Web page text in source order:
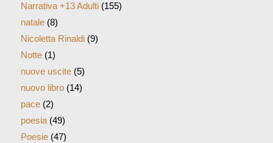
Narrativa +13 Adulti(155)
natale(8)
Nicoletta Rinaldi(9)
Notte(1)
nuove uscite(5)
nuovo libro(14)
pace(2)
poesia(49)
Poesie(47)